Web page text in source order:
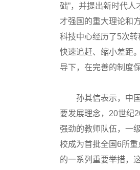
础”，并提出新时代人
才强国的重大理论和
科技中心经历了5次
快速追赶、缩小差距
导下，在完善的制度
孙其信表示，中国
要发展理念，20世纪
强劲的教师队伍，一
校成为首批全国6所
的一系列重要举措，